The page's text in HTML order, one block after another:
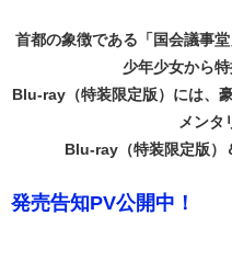
首都の象徴である「国会議事
少年少女から
Blu-ray（特装限定版）には、
メンタ
Blu-ray（特装限定版
発売告知PV公開中！